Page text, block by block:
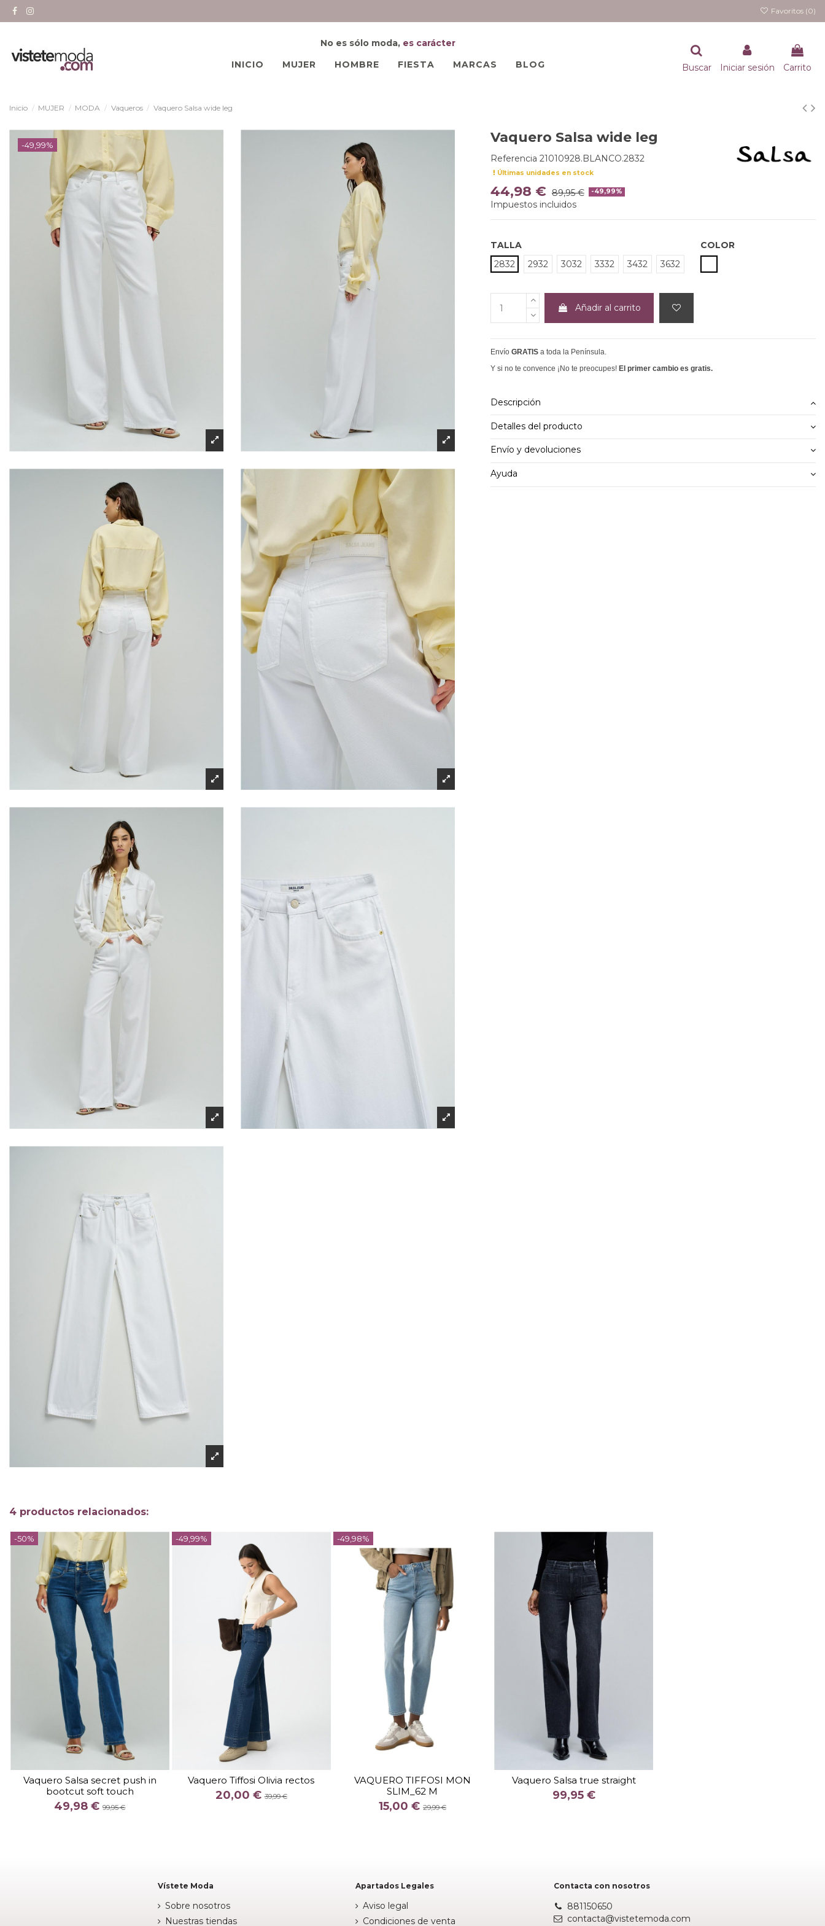
Favoritos (0)
No es sólo moda, es carácter
INICIO
MUJER HOMBRE FIESTA MARCAS BLOG Buscar Iniciar sesión Carrito
Inicio MUJER MODA Vaqueros Vaquero Salsa wide leg
-49,99% Vaquero Salsa wide leg
Referencia 21010928.BLANCO.2832
Últimas unidades en stock
44,98 € 89,95 € -49,99%
Impuestos incluidos
TALLA
2832
2932 3032 3332 3432 3632
COLOR
Añadir al carrito
Envío GRATIS a toda la Península.
Y si no te convence ¡No te preocupes! El primer cambio es gratis.
Descripción
Detalles del producto
Envío y devoluciones
Ayuda
4 productos relacionados:
-50%
Vaquero Salsa secret push in
bootcut soft touch
49,98 €99,95 €
3632
COLOR
AZUL
-49,99%
Vaquero Tiffosi Olivia rectos
20,00 €39,99 €
TALLA
COLOR
-49,98%
VAQUERO TIFFOSI MON
SLIM_62 M
15,00 € 29,99 €
COLOR
AZUL
Vaquero Salsa true straight
99,95 €
TALLA
2832
2932
COLOR
Vístete Moda
Sobre nosotros
Nuestras tiendas
Apartados Legales
Aviso legal
Condiciones de venta
Contacta con nosotros
881150650
contacta@vistetemoda.com